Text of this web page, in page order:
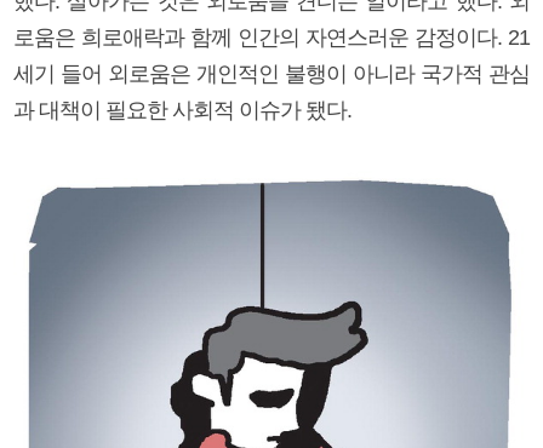
로움은 희로애락과 함께 인간의 자연스러운 감정이다. 21
세기 들어 외로움은 개인적인 불행이 아니라 국가적 관심
과 대책이 필요한 사회적 이슈가 됐다.